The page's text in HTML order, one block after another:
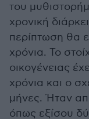
του
χρονική
περίπτωση θα
χρόνια. Το
οικογένειας
χρόνια και ο
μήνες. Ήταν
όπως εξίσου